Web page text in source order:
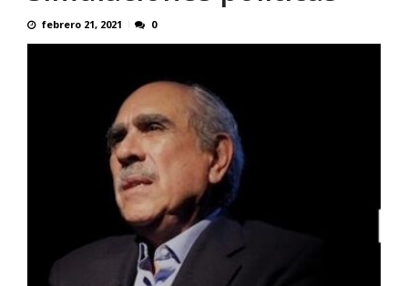
febrero 21, 2021 0